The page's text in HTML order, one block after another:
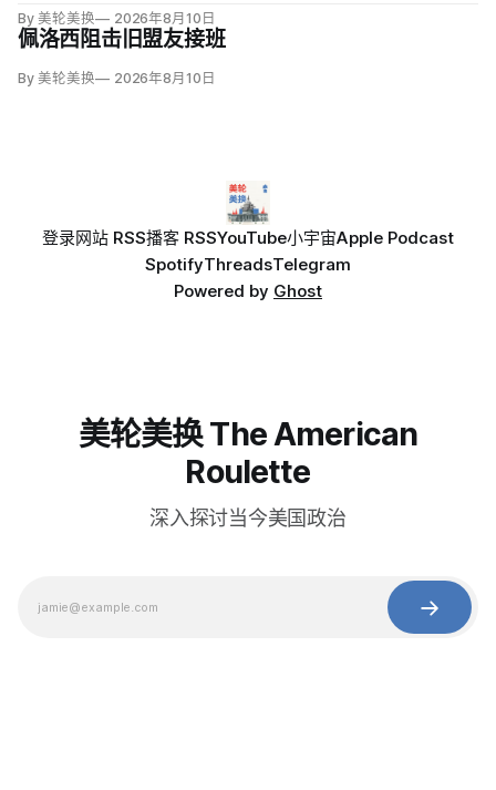
By 美轮美换 2026年8月10日
佩洛西阻击旧盟友接班
By 美轮美换 2026年8月10日
登录网站 RSS播客 RSSYouTube小宇宙Apple Podcast
SpotifyThreadsTelegram
Powered by Ghost
美轮美换 The American
Roulette
深入探讨当今美国政治